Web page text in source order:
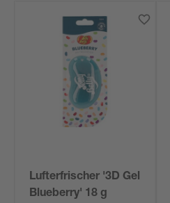
Lufterfrischer '3D Gel
Blueberry' 18 g